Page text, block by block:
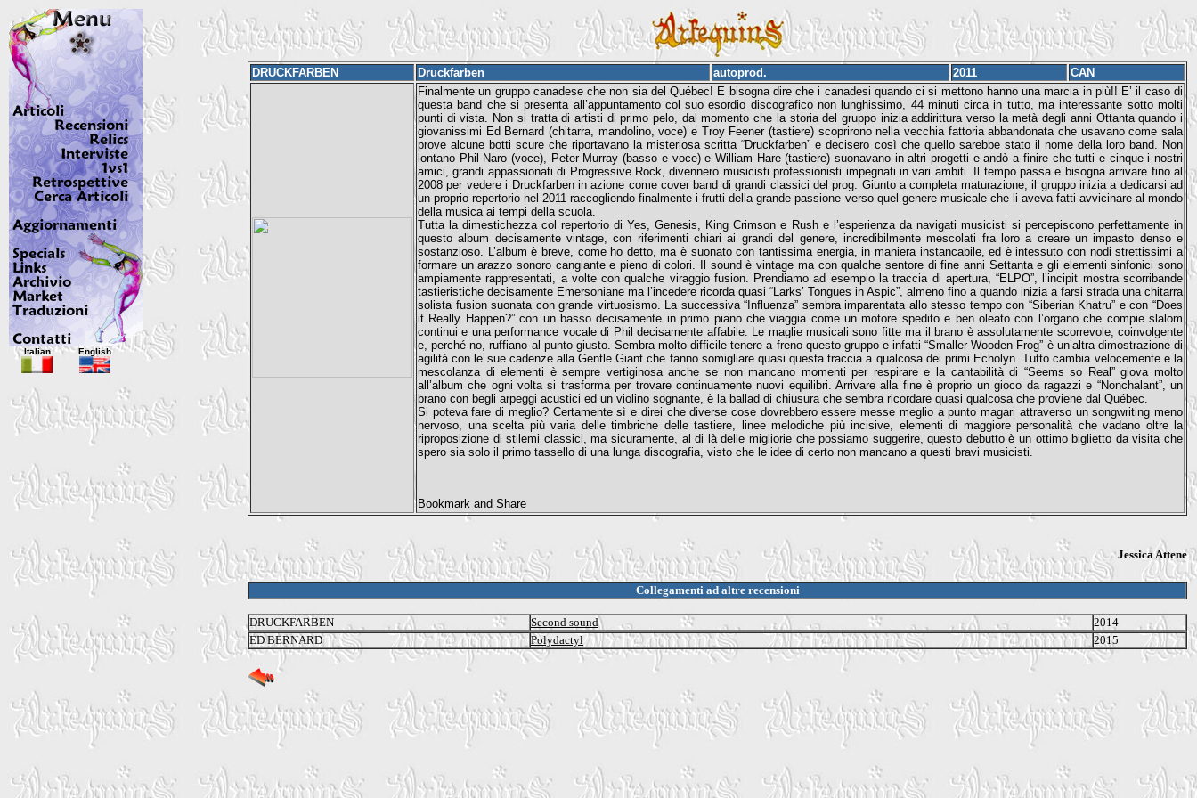
DRUCKFARBEN Druckfarben autoprod. 2011
CAN
Finalmente un gruppo canadese che non sia del Québec! E bisogna dire che i canadesi quando ci si mettono hanno una marcia in più!! E’ il caso di
questa band che si presenta all’appuntamento col suo esordio discografico non lunghissimo, 44 minuti circa in tutto, ma interessante sotto molti
punti di vista. Non si tratta di artisti di primo pelo, dal momento che la storia del gruppo inizia addirittura verso la metà degli anni Ottanta quando i
giovanissimi Ed Bernard (chitarra, mandolino, voce) e Troy Feener (tastiere) scoprirono nella vecchia fattoria abbandonata che usavano come sala
prove alcune botti scure che riportavano la misteriosa scritta “Druckfarben” e decisero così che quello sarebbe stato il nome della loro band. Non
lontano Phil Naro (voce), Peter Murray (basso e voce) e William Hare (tastiere) suonavano in altri progetti e andò a finire che tutti e cinque i nostri
amici, grandi appassionati di Progressive Rock, divennero musicisti professionisti impegnati in vari ambiti. Il tempo passa e bisogna arrivare fino al
2008 per vedere i Druckfarben in azione come cover band di grandi classici del prog. Giunto a completa maturazione, il gruppo inizia a dedicarsi ad
un proprio repertorio nel 2011 raccogliendo finalmente i frutti della grande passione verso quel genere musicale che li aveva fatti avvicinare al mondo
della musica ai tempi della scuola.
Tutta la dimestichezza col repertorio di Yes, Genesis, King Crimson e Rush e l’esperienza da navigati musicisti si percepiscono perfettamente in
questo album decisamente vintage, con riferimenti chiari ai grandi del genere, incredibilmente mescolati fra loro a creare un impasto denso e
sostanzioso. L’album è breve, come ho detto, ma è suonato con tantissima energia, in maniera instancabile, ed è intessuto con nodi strettissimi a
formare un arazzo sonoro cangiante e pieno di colori. Il sound è vintage ma con qualche sentore di fine anni Settanta e gli elementi sinfonici sono
ampiamente rappresentati, a volte con qualche viraggio fusion. Prendiamo ad esempio la traccia di apertura, “ELPO”, l’incipit mostra scorribande
tastieristiche decisamente Emersoniane ma l’incedere ricorda quasi “Larks’ Tongues in Aspic”, almeno fino a quando inizia a farsi strada una chitarra
solista fusion suonata con grande virtuosismo. La successiva “Influenza” sembra imparentata allo stesso tempo con “Siberian Khatru” e con “Does
it Really Happen?” con un basso decisamente in primo piano che viaggia come un motore spedito e ben oleato con l’organo che compie slalom
continui e una performance vocale di Phil decisamente affabile. Le maglie musicali sono fitte ma il brano è assolutamente scorrevole, coinvolgente
e, perché no, ruffiano al punto giusto. Sembra molto difficile tenere a freno questo gruppo e infatti “Smaller Wooden Frog” è un’altra dimostrazione di
agilità con le sue cadenze alla Gentle Giant che fanno somigliare quasi questa traccia a qualcosa dei primi Echolyn. Tutto cambia velocemente e la
mescolanza di elementi è sempre vertiginosa anche se non mancano momenti per respirare e la cantabilità di “Seems so Real” giova molto
all’album che ogni volta si trasforma per trovare continuamente nuovi equilibri. Arrivare alla fine è proprio un gioco da ragazzi e “Nonchalant”, un
brano con begli arpeggi acustici ed un violino sognante, è la ballad di chiusura che sembra ricordare quasi qualcosa che proviene dal Québec.
Si poteva fare di meglio? Certamente sì e direi che diverse cose dovrebbero essere messe meglio a punto magari attraverso un songwriting meno
nervoso, una scelta più varia delle timbriche delle tastiere, linee melodiche più incisive, elementi di maggiore personalità che vadano oltre la
riproposizione di stilemi classici, ma sicuramente, al di là delle migliorie che possiamo suggerire, questo debutto è un ottimo biglietto da visita che
spero sia solo il primo tassello di una lunga discografia, visto che le idee di certo non mancano a questi bravi musicisti.
Jessica Attene
Collegamenti ad altre recensioni
DRUCKFARBEN Second sound
2014
ED BERNARD
Polydactyl 2015
Italian English